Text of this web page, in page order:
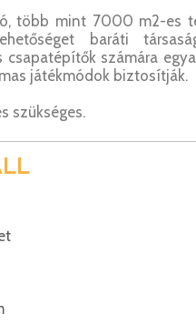
több mint 7000 m2-es
baráti
csapatépítők számára
játékmódok biztosítják.
szükséges.